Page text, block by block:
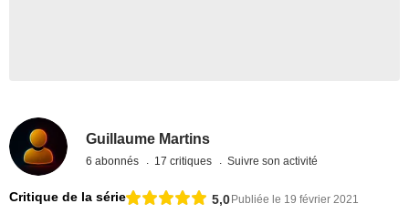
Guillaume Martins
6 abonnés 17 critiques Suivre son activité
Critique de la série 5,0 Publiée le 19 février 2021